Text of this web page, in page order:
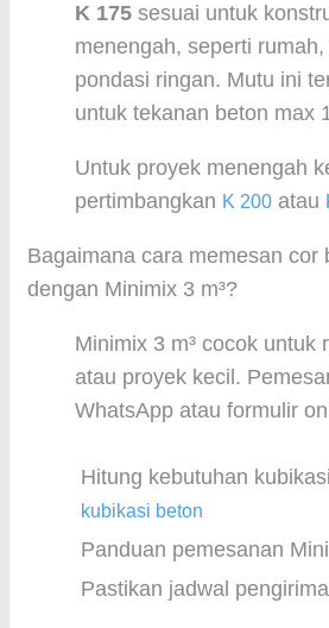
K 175 sesuai untuk
menengah, seperti
pondasi ringan. Mutu ini
untuk tekanan beton max
Untuk proyek menengah
pertimbangkan K 200 atau
Bagaimana cara memesan cor
dengan Minimix 3 m³?
Minimix 3 m³ cocok untuk
atau proyek kecil.
WhatsApp atau formulir
Hitung kebutuhan
kubikasi beton
Panduan pemesanan
Pastikan jadwal